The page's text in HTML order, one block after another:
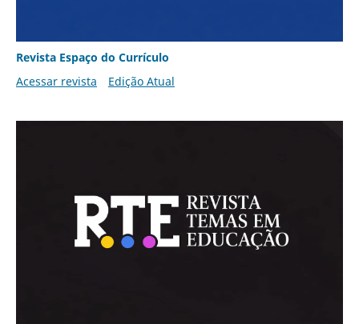
Revista Espaço do Currículo
Acessar revista
Edição Atual